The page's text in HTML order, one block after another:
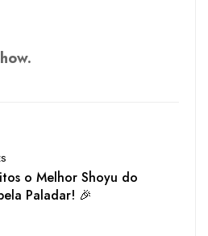
o Melhor Shoyu do
Paladar! 🎉